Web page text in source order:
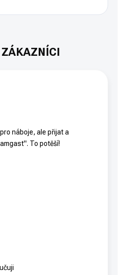
náboje, ale přijat a
To potěší!